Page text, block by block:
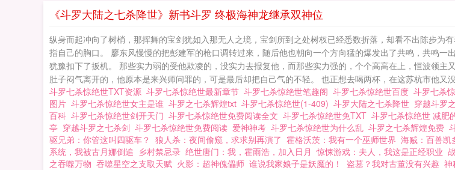
罗：七杀惊绝世
《斗罗大陆之七杀降世》新书斗罗 终极海神龙继承双神位
纵身而起冲向了树梢，那挥舞的宝剑犹如入那无人之境，宝剑所到之处树杈已经悉数折落，却看不出陈步为
指自己的胸口。 廖东风慢慢的把彭建军的枪口调转过來，随后他也朝向一个方向猛的爆发出了共鸣，共鸣
犹豫扣下了扳机。 那些实力弱的受他欺凌的，没实力去报复他，而那些实力强的，个个高高在上，恒波领
肚子闷气离开的，他原本是来兴师问罪的，可是最后却把自己气的不轻。 也正想去喝两杯，在这苏杭市他又
斗罗七杀惊绝世TXT资源 斗罗七杀惊绝世最新章节 斗罗七杀惊绝世笔趣阁 斗罗七杀惊绝世百度 斗罗七杀
图片 斗罗七杀惊绝世女主是谁 斗罗之七杀辉煌txt 斗罗七杀惊绝世(1-409) 斗罗大陆之七杀降世 穿越斗罗
百科 斗罗七杀惊绝世剑开天门 斗罗七杀惊绝世免费阅读全文 斗罗七杀惊绝世免TXT 斗罗七杀惊绝世 减肥
亭 穿越斗罗之七杀剑 斗罗七杀惊绝世免费阅读 爱神神考 斗罗七杀惊绝世为什么乱 斗罗之七杀辉煌免费
驱兄弟：你管这叫四驱车？ 狼人杀：夜间偷窥，求求别再演了 霍格沃茨：我有一个巫师世界 海贼：百兽凯
系统，我被古月娜倒追 乡村禁忌录 绝世唐门：我，霍雨浩，加入日月 惊悚游戏：夫人，我这是正经职业
之吞噬万物 吞噬星空之支取天赋 火影：超神傀儡师 谁说我家娘子是妖魔的！ 盗墓？我对古董没有兴趣 神